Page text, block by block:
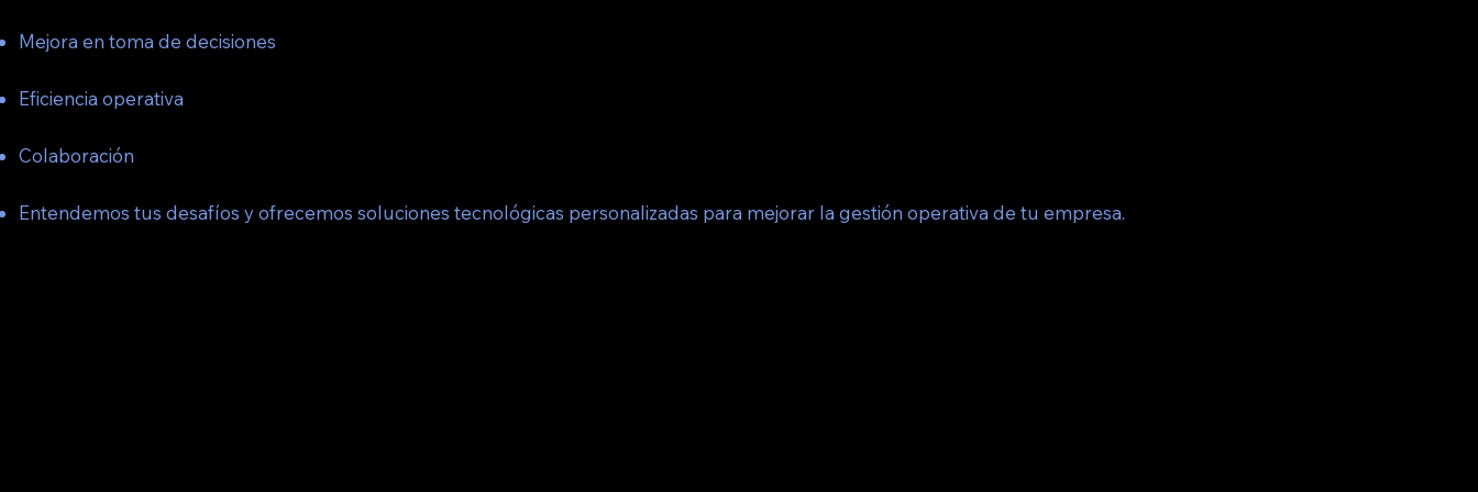
Mejora en toma de decisiones
Eficiencia operativa
Colaboración
Entendemos tus desafíos y ofrecemos soluciones tecnológicas personalizadas para mejorar la gestión operativa de tu empresa.